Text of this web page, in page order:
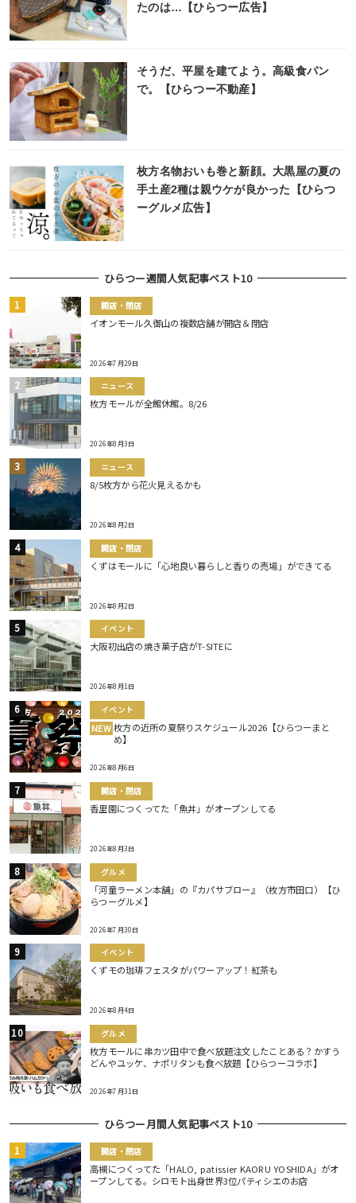
たのは…【ひらつー広告】
そうだ、平屋を建てよう。高級食パン
で。【ひらつー不動産】
枚方名物おいも巻と新顔。大黒屋の夏の
手土産2種は親ウケが良かった【ひらつ
ーグルメ広告】
ひらつー週間人気記事ベスト10
開店・閉店
イオンモール久御山の複数店舗が開店＆閉店
2026年7月29日
ニュース
枚方モールが全館休館。8/26
2026年8月3日
ニュース
8/5枚方から花火見えるかも
2026年8月2日
開店・閉店
くずはモールに「心地良い暮らしと香りの売場」ができてる
2026年8月2日
イベント
大阪初出店の焼き菓子店がT-SITEに
2026年8月1日
イベント
NEW 枚方の近所の夏祭りスケジュール2026【ひらつーまと
め】
2026年8月6日
開店・閉店
香里園につくってた「魚丼」がオープンしてる
2026年8月3日
グルメ
「河童ラーメン本舗」の『カパサブロー』（枚方市田口）【ひ
らつーグルメ】
2026年7月30日
イベント
くずモの珈琲フェスタがパワーアップ！紅茶も
2026年8月4日
グルメ
枚方モールに串カツ田中で食べ放題注文したことある？かすう
どんやユッケ、ナポリタンも食べ放題【ひらつーコラボ】
2026年7月31日
ひらつー月間人気記事ベスト10
開店・閉店
高槻につくってた「HALO, patissier KAORU YOSHIDA」がオ
ープンしてる。シロモト出身世界3位パティシエのお店